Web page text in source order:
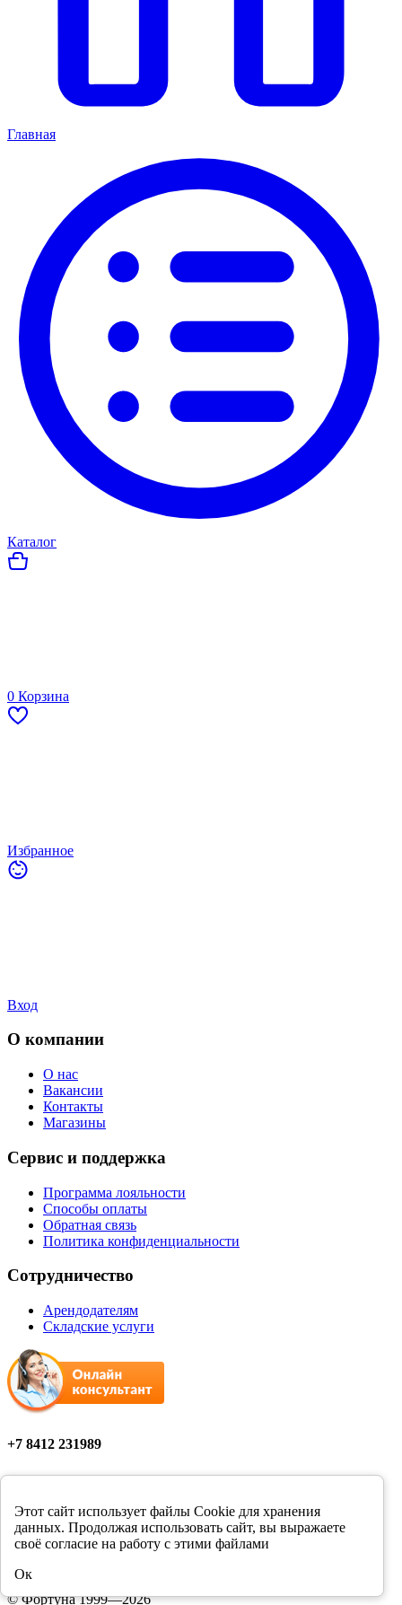
Этот сайт использует файлы Cookie для хранения
данных. Продолжая использовать сайт, вы выражаете
своё согласие на работу с этими файлами
Ок
Главная
Каталог
0 Корзина
Избранное
Вход
О компании
О нас
Вакансии
Контакты
Магазины
Сервис и поддержка
Программа лояльности
Способы оплаты
Обратная связь
Политика конфиденциальности
Сотрудничество
Арендодателям
Складские услуги
+7 8412 231989
Мы в соцсетях
Цены в розничных магазинах Фортуна могут отличаться от
цен, указанных на сайте.
© Фортуна 1999—2026